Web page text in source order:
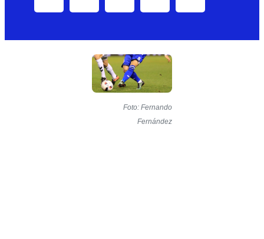
Foto: Fernando
Fernández